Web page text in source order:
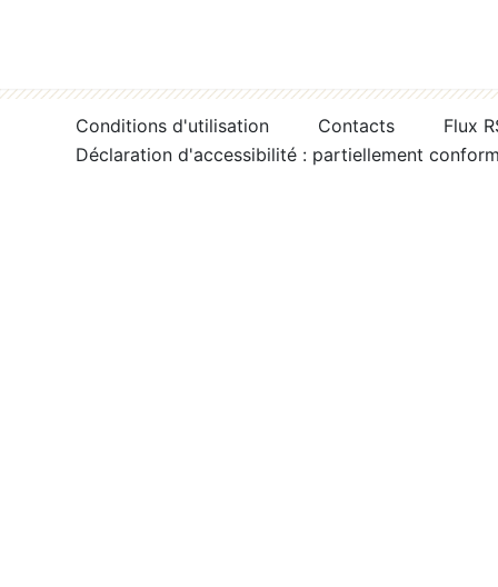
Conditions d'utilisation Contacts
Flux
Déclaration d'accessibilité : partiellement